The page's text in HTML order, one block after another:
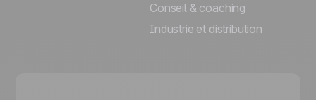
Conseil & coaching
Industrie et distribution